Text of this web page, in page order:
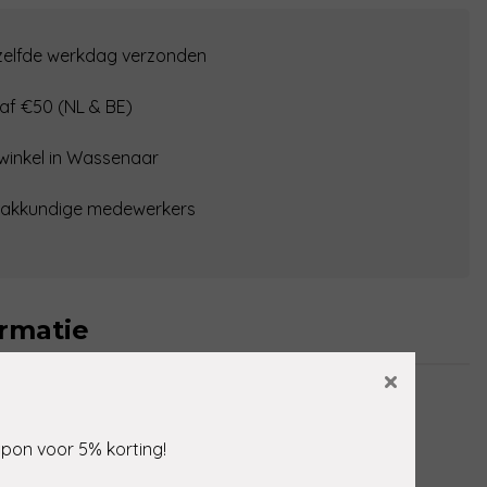
werkdag verzonden
€50 (NL & BE)
in Wassenaar
medewerkers
voor 5% korting!
×